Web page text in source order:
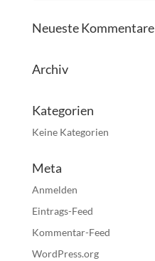
Neueste Kommentare
Archiv
Kategorien
Keine Kategorien
Meta
Anmelden
Eintrags-Feed
Kommentar-Feed
WordPress.org